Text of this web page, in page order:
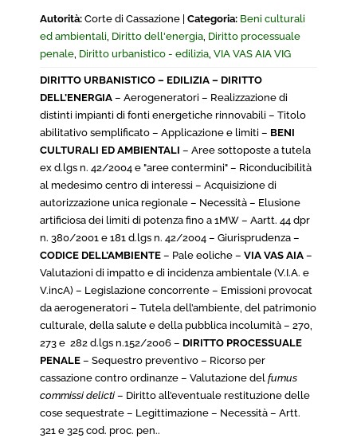
Autorità: Corte di Cassazione | Categoria: Beni culturali
ed ambientali, Diritto dell'energia, Diritto processuale
penale, Diritto urbanistico - edilizia, VIA VAS AIA VIG
DIRITTO URBANISTICO – EDILIZIA – DIRITTO
DELL’ENERGIA – Aerogeneratori – Realizzazione di
distinti impianti di fonti energetiche rinnovabili – Titolo
abilitativo semplificato – Applicazione e limiti – BENI
CULTURALI ED AMBIENTALI – Aree sottoposte a tutela
ex d.lgs n. 42/2004 e "aree contermini" – Riconducibilità
al medesimo centro di interessi – Acquisizione di
autorizzazione unica regionale – Necessità – Elusione
artificiosa dei limiti di potenza fino a 1MW – Aartt. 44 dpr
n. 380/2001 e 181 d.lgs n. 42/2004 – Giurisprudenza –
CODICE DELL’AMBIENTE – Pale eoliche – VIA VAS AIA –
Valutazioni di impatto e di incidenza ambientale (V.I.A. e
V.incA) – Legislazione concorrente – Emissioni provocat
da aerogeneratori – Tutela dell’ambiente, del patrimonio
culturale, della salute e della pubblica incolumità – 270,
273 e 282 d.lgs n.152/2006 – DIRITTO PROCESSUALE
PENALE – Sequestro preventivo – Ricorso per
cassazione contro ordinanze – Valutazione del fumus
commissi delicti – Diritto all’eventuale restituzione delle
cose sequestrate – Legittimazione – Necessità – Artt.
321 e 325 cod. proc. pen..